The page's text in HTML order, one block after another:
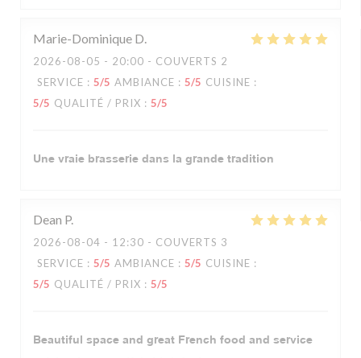
Marie-Dominique D
2026-08-05 - 20:00 - COUVERTS 2
SERVICE : 5/5 AMBIANCE : 5/5 CUISINE :
5/5 QUALITÉ / PRIX : 5/5
Une vraie brasserie dans la grande tradition
Dean P
2026-08-04 - 12:30 - COUVERTS 3
SERVICE : 5/5 AMBIANCE : 5/5 CUISINE :
5/5 QUALITÉ / PRIX : 5/5
Beautiful space and great French food and service